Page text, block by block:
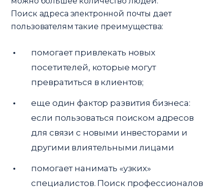
Поиск адреса электронной почты дает
пользователям такие преимущества:
помогает привлекать новых
посетителей, которые могут
превратиться в клиентов;
еще один фактор развития бизнеса:
если пользоваться поиском адресов
для связи с новыми инвесторами и
другими влиятельными лицами
помогает нанимать «узких»
специалистов. Поиск профессионалов